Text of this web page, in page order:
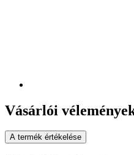
Vásárlói
A termék értékelése